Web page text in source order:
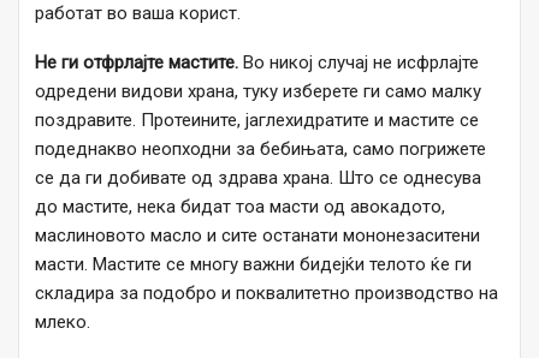
работат во ваша корист.
Не ги отфрлајте мастите. Во никој случај не исфрлајте
одредени видови храна, туку изберете ги само малку
поздравите. Протеините, јаглехидратите и мастите се
подеднакво неопходни за бебињата, само погрижете
се да ги добивате од здрава храна. Што се однесува
до мастите, нека бидат тоа масти од авокадото,
маслиновото масло и сите останати мононезаситени
масти. Мастите се многу важни бидејќи телото ќе ги
складира за подобро и поквалитетно производство на
млеко.